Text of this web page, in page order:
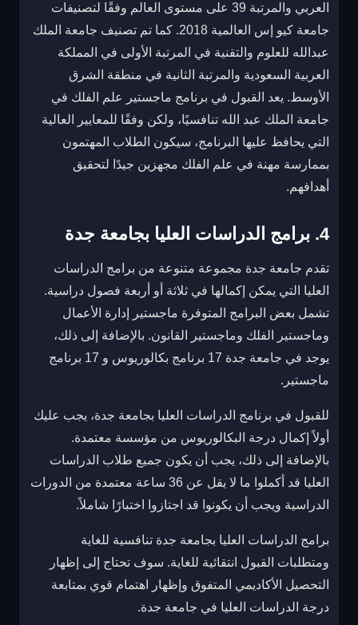
العربي والمرتبة 39 على مستوى العالم وفقًا لتصنيفات
جامعة كيو إس العالمية 2018. كما تم تصنيف جامعة الملك
عبدالله للعلوم والتقنية في المرتبة الأولى في المملكة
العربية السعودية والمرتبة الثانية في منطقة الشرق
الأوسط. يعد القبول في برنامج ماجستير علم الفلك في
جامعة الملك عبد الله تنافسيًا، ولكن وفقًا للمعايير العالية
التي يحافظ عليها البرنامج، سيكون الطلاب المهتمون
بممارسة مهنة في علم الفلك مجهزين جيدًا لتحقيق
أهدافهم.
4. برامج الدراسات العليا بجامعة جدة
تقدم جامعة جدة مجموعة متنوعة من برامج الدراسات
العليا التي يمكن إكمالها في ثلاثة أو أربعة فصول دراسية.
تشمل بعض البرامج المتوفرة ماجستير إدارة الأعمال
وماجستير الفلك وماجستير القانون. بالإضافة إلى ذلك،
يوجد في جامعة جدة 17 برنامج بكالوريوس و 17 برنامج
ماجستير.
للقبول في برنامج الدراسات العليا بجامعة جدة، يجب عليك
أولاً إكمال درجة البكالوريوس من مؤسسة معتمدة.
بالإضافة إلى ذلك، يجب أن يكون جميع طلاب الدراسات
العليا قد أكملوا ما لا يقل عن 36 ساعة معتمدة من الدورات
الدراسية ويجب أن يكونوا قد اجتازوا اختبارًا شاملاً.
برامج الدراسات العليا بجامعة جدة تنافسية للغاية
ومتطلبات القبول انتقائية للغاية. سوف تحتاج إلى إظهار
التحصيل الأكاديمي المتفوق وإظهار اهتمام قوي بمتابعة
درجة الدراسات العليا في جامعة جدة.